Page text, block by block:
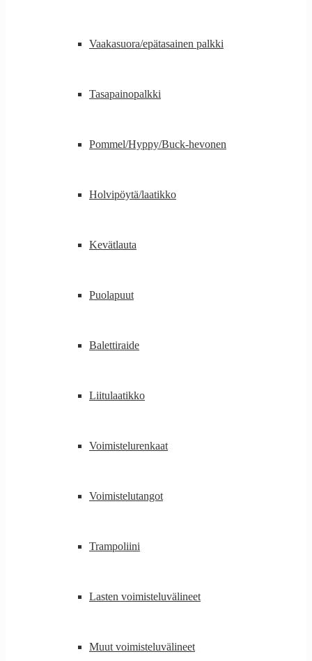
Vaakasuora/epätasainen palkki
Tasapainopalkki
Pommel/Hyppy/Buck-hevonen
Holvipöytä/laatikko
Kevätlauta
Puolapuut
Balettiraide
Liitulaatikko
Voimistelurenkaat
Voimistelutangot
Trampoliini
Lasten voimisteluvälineet
Muut voimisteluvälineet